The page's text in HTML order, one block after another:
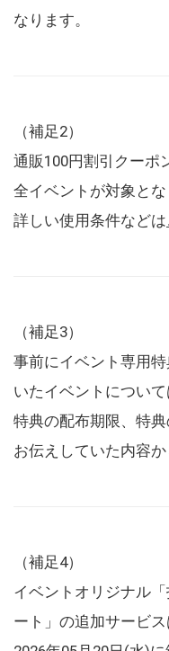
なります。
（補足2）
通販100円割引クーポ
全イベントが対象とな
詳しい使用条件などは
（補足3）
事前にイベント専用
いたイベントについ
特典の配布期限、特
お伝えしていた内容か
（補足4）
イベントオリジナル
ート」の追加サービス